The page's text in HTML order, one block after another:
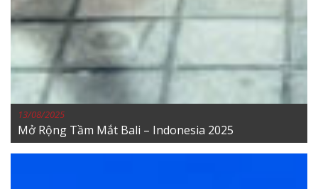
13/08/2025
Mở Rộng Tầm Mắt Bali – Indonesia 2025